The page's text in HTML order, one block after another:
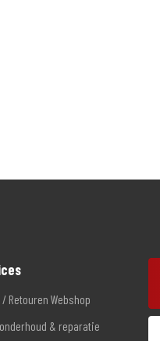
/ Retouren Webshop
& reparatie